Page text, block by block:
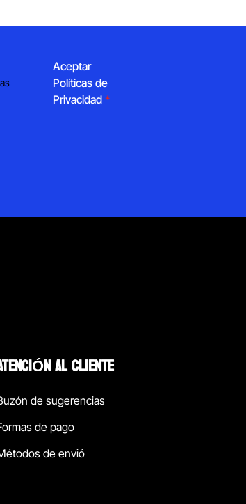
Aceptar
Políticas de
Privacidad *
AL CLIENTE
de sugerencias
de pago
de envió